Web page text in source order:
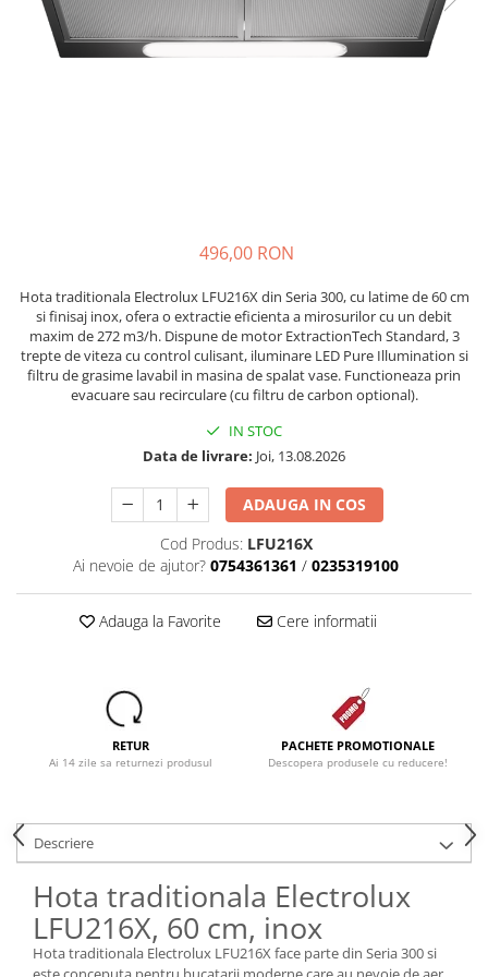
si Uscatoare
Accesorii Electrocasnice Mici
496,00 RON
Hota traditionala Electrolux LFU216X din Seria 300, cu latime de 60 cm
si finisaj inox, ofera o extractie eficienta a mirosurilor cu un debit
maxim de 272 m3/h. Dispune de motor ExtractionTech Standard, 3
trepte de viteza cu control culisant, iluminare LED Pure Illumination si
filtru de grasime lavabil in masina de spalat vase. Functioneaza prin
evacuare sau recirculare (cu filtru de carbon optional).
IN STOC
Data de livrare: Joi, 13.08.2026
ADAUGA IN COS
Cod Produs: LFU216X
Ai nevoie de ajutor? 0754361361 / 0235319100
Adauga la Favorite Cere informatii
RETUR
Ai 14 zile sa returnezi produsul
PACHETE PROMOTIONALE
Descopera produsele cu reducere!
Descriere
Hota traditionala Electrolux
LFU216X, 60 cm, inox
Hota traditionala Electrolux LFU216X face parte din Seria 300 si